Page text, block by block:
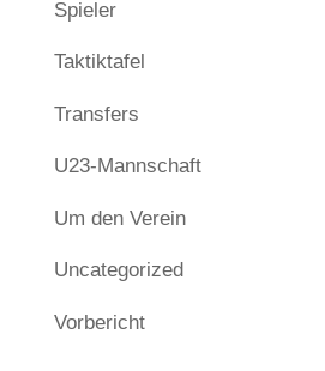
Spieler
Taktiktafel
Transfers
U23-Mannschaft
Um den Verein
Uncategorized
Vorbericht